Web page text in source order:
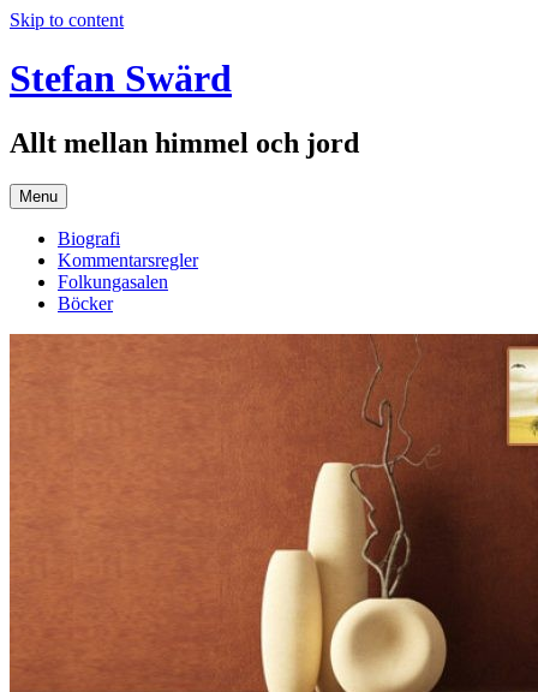
Skip to content
Stefan Swärd
Allt mellan himmel och jord
Menu
Biografi
Kommentarsregler
Folkungasalen
Böcker